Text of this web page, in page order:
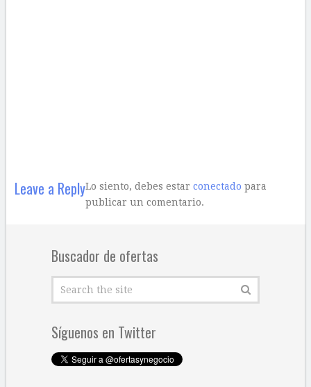
Leave a ReplyLo siento, debes estar conectado para
publicar un comentario.
Buscador de ofertas
Síguenos en Twitter